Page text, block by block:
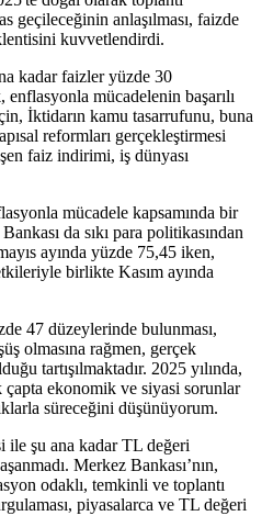
geçileceğinin anlaşılması, faizde
kuvvetlendirdi.
kadar faizler yüzde 30
mücadelenin başarılı
İktidarın kamu tasarrufunu, buna
reformları gerçekleştirmesi
faiz indirimi, iş dünyası
mücadele kapsamında bir
da sıkı para politikasından
ayında yüzde 75,45 iken,
birlikte Kasım ayında
47 düzeylerinde bulunması,
olmasına rağmen, gerçek
tartışılmaktadır. 2025 yılında,
ekonomik ve siyasi sorunlar
süreceğini düşünüyorum.
şu ana kadar TL değeri
Merkez Bankası’nın,
odaklı, temkinli ve toplantı
piyasalarca ve TL değeri